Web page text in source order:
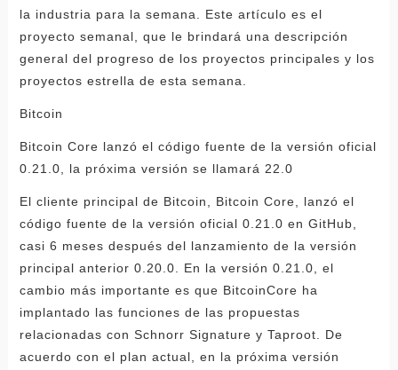
la industria para la semana. Este artículo es el
proyecto semanal, que le brindará una descripción
general del progreso de los proyectos principales y los
proyectos estrella de esta semana.
Bitcoin
Bitcoin Core lanzó el código fuente de la versión oficial
0.21.0, la próxima versión se llamará 22.0
El cliente principal de Bitcoin, Bitcoin Core, lanzó el
código fuente de la versión oficial 0.21.0 en GitHub,
casi 6 meses después del lanzamiento de la versión
principal anterior 0.20.0. En la versión 0.21.0, el
cambio más importante es que BitcoinCore ha
implantado las funciones de las propuestas
relacionadas con Schnorr Signature y Taproot. De
acuerdo con el plan actual, en la próxima versión